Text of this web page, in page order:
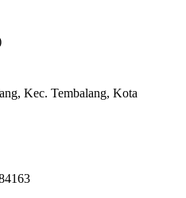
Kec. Tembalang, Kota